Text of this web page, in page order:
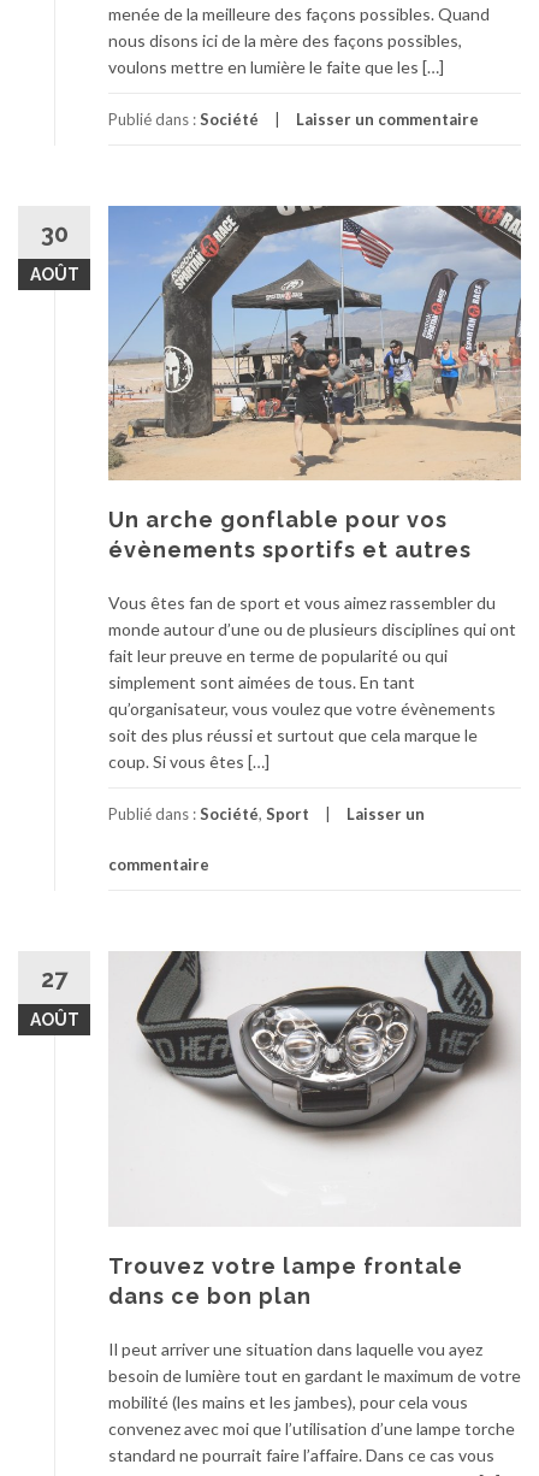
menée de la meilleure des façons possibles. Quand
nous disons ici de la mère des façons possibles,
voulons mettre en lumière le faite que les […]
Publié dans :Société Laisser un commentaire
30
AOÛT
Un arche gonflable pour vos
évènements sportifs et autres
Vous êtes fan de sport et vous aimez rassembler du
monde autour d’une ou de plusieurs disciplines qui ont
fait leur preuve en terme de popularité ou qui
simplement sont aimées de tous. En tant
qu’organisateur, vous voulez que votre évènements
soit des plus réussi et surtout que cela marque le
coup. Si vous êtes […]
Publié dans :Société, Sport Laisser un
commentaire
27
AOÛT
Trouvez votre lampe frontale
dans ce bon plan
Il peut arriver une situation dans laquelle vou ayez
besoin de lumière tout en gardant le maximum de votre
mobilité (les mains et les jambes), pour cela vous
convenez avec moi que l’utilisation d’une lampe torche
standard ne pourrait faire l’affaire. Dans ce cas vous